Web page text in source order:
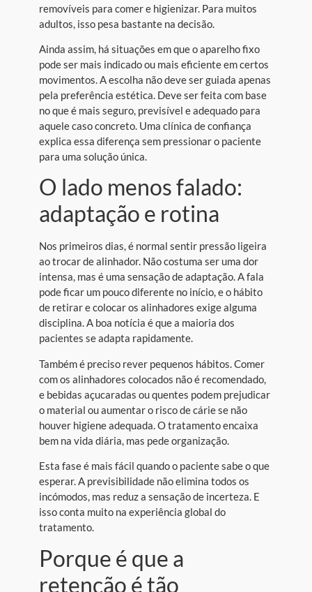
removíveis para comer e higienizar. Para muitos
adultos, isso pesa bastante na decisão.
Ainda assim, há situações em que o aparelho fixo
pode ser mais indicado ou mais eficiente em certos
movimentos. A escolha não deve ser guiada apenas
pela preferência estética. Deve ser feita com base
no que é mais seguro, previsível e adequado para
aquele caso concreto. Uma clínica de confiança
explica essa diferença sem pressionar o paciente
para uma solução única.
O lado menos falado:
adaptação e rotina
Nos primeiros dias, é normal sentir pressão ligeira
ao trocar de alinhador. Não costuma ser uma dor
intensa, mas é uma sensação de adaptação. A fala
pode ficar um pouco diferente no início, e o hábito
de retirar e colocar os alinhadores exige alguma
disciplina. A boa notícia é que a maioria dos
pacientes se adapta rapidamente.
Também é preciso rever pequenos hábitos. Comer
com os alinhadores colocados não é recomendado,
e bebidas açucaradas ou quentes podem prejudicar
o material ou aumentar o risco de cárie se não
houver higiene adequada. O tratamento encaixa
bem na vida diária, mas pede organização.
Esta fase é mais fácil quando o paciente sabe o que
esperar. A previsibilidade não elimina todos os
incómodos, mas reduz a sensação de incerteza. E
isso conta muito na experiência global do
tratamento.
Porque é que a
retenção é tão